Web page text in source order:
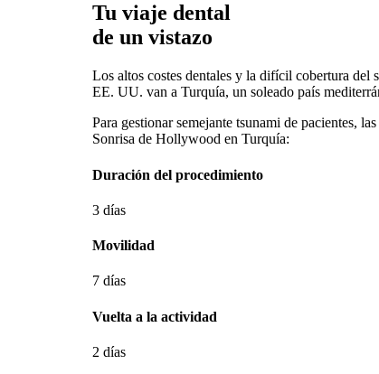
Tu viaje dental
de un vistazo
Los altos costes dentales y la difícil cobertura del
EE. UU. van a Turquía, un soleado país
Para gestionar semejante tsunami de pacientes,
Sonrisa de Hollywood en Turquía:
Duración del procedimiento
3 días
Movilidad
7 días
Vuelta a la actividad
2 días